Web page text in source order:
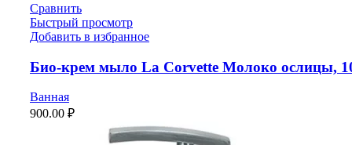
Сравнить
Быстрый просмотр
Добавить в избранное
Био-крем мыло La Corvette Молоко ослицы,
Ванная
900.00 ₽